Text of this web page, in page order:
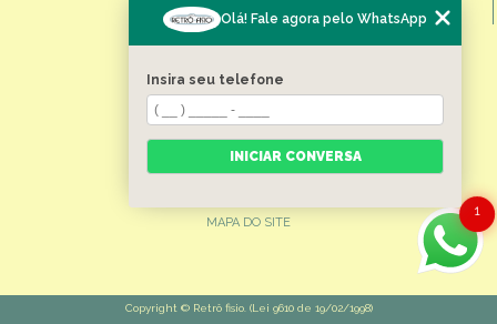
MENU
HOME
CONTATO
MAPA DO SITE
Copyright © Retrô fisio. (Lei 9610 de 19/02/1998)
1
Olá! Fale agora pelo WhatsApp
Insira seu telefone
INICIAR CONVERSA